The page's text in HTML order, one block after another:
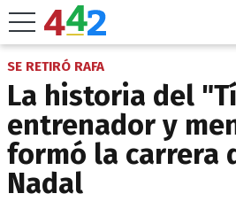
SE RETIRÓ RAFA
La historia del
entrenador y
formó la carrera
Nadal